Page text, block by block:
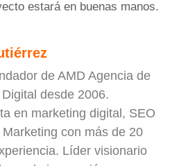
estará en buenas manos.
de AMD Agencia de
desde 2006.
en marketing digital, SEO
con más de 20
Líder visionario